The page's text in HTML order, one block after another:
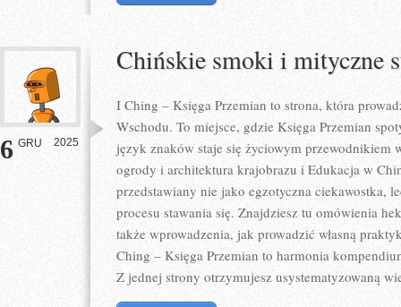
6 GRU 2025
Chińskie smoki i mityczne
I Ching – Księga Przemian to strona, która
Wschodu. To miejsce, gdzie Księga Przemian
język znaków staje się życiowym przewodnikiem
ogrody i architektura krajobrazu i Edukacja w
przedstawiany nie jako egzotyczna ciekawostka,
procesu stawania się. Znajdziesz tu omówienia
także wprowadzenia, jak prowadzić własną
Ching – Księga Przemian to harmonia
Z jednej strony otrzymujesz usystematyzowaną